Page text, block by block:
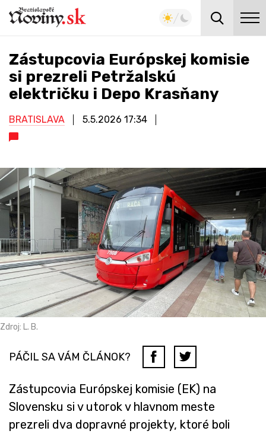
Zástupcovia Európskej komisie
si prezreli Petržalskú
električku i Depo Krasňany
BRATISLAVA 5.5.2026 17:34
Zdroj: L. B.
PÁČIL SA VÁM ČLÁNOK?
Zástupcovia Európskej komisie (EK) na
Slovensku si v utorok v hlavnom meste
prezreli dva dopravné projekty, ktoré boli